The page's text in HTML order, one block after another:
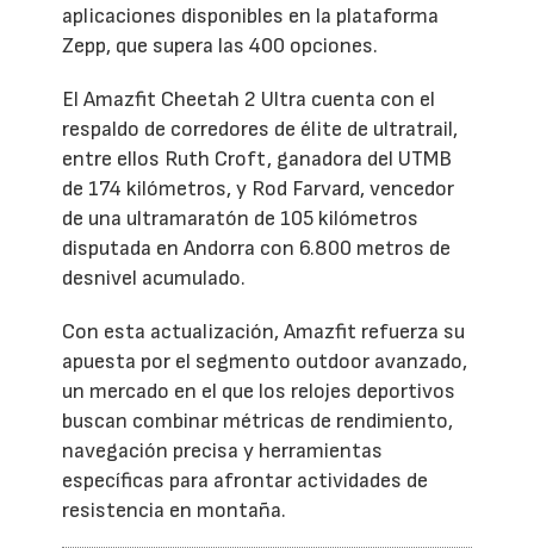
aplicaciones disponibles en la plataforma
Zepp, que supera las 400 opciones.
El Amazfit Cheetah 2 Ultra cuenta con el
respaldo de corredores de élite de ultratrail,
entre ellos Ruth Croft, ganadora del UTMB
de 174 kilómetros, y Rod Farvard, vencedor
de una ultramaratón de 105 kilómetros
disputada en Andorra con 6.800 metros de
desnivel acumulado.
Con esta actualización, Amazfit refuerza su
apuesta por el segmento outdoor avanzado,
un mercado en el que los relojes deportivos
buscan combinar métricas de rendimiento,
navegación precisa y herramientas
específicas para afrontar actividades de
resistencia en montaña.